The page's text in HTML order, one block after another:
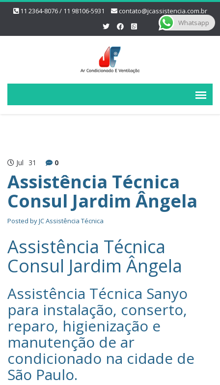
11 2364-8076 / 11 98106-5931 contato@jcassistencia.com.br
Jul 31 0
Assistência Técnica
Consul Jardim Ângela
Posted byJC Assistência Técnica
Assistência Técnica
Consul Jardim Ângela
Assistência Técnica Sanyo‎
para instalação, conserto,
reparo, higienização e
manutenção de ar
condicionado na cidade de
São Paulo.
Whatsapp